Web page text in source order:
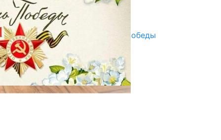
Улуу Жеңиштин жандуу сөзү
29.04.2025
Награды в преддверии Дня Победы
29.04.2025